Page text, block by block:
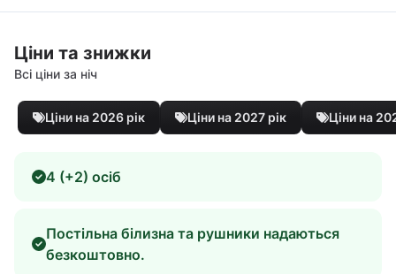
Ціни та знижки
Всі ціни за ніч
Ціни на 2026 рік Ціни на 2027 рік Ціни на
4 (+2) осіб
Постільна білизна та рушники надаються
безкоштовно.